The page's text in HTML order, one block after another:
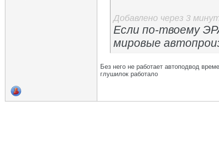
Добавлено через 3
Если по-твоему
мировые
Без него не работает автоподвод
глушилок работало